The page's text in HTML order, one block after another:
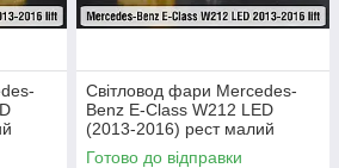
Світловод фари Mercedes-
Benz E-Class W212 LED
(2013-2016) рест малий
внутрішній лівий
Готово до відправки